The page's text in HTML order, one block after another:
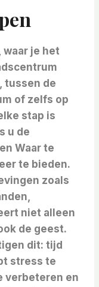
waar je het
tussen de
of zelfs op
stap is
u de
Waar te
te bieden.
zoals
niet alleen
de geest.
dit: tijd
stress te
verbeteren en